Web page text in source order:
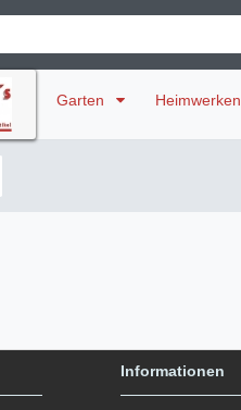
Garten Heimwerken
Informationen